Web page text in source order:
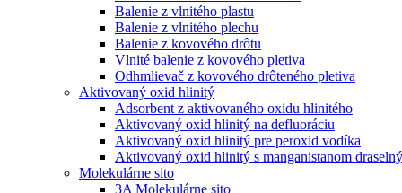
Balenie z vlnitého plastu
Balenie z vlnitého plechu
Balenie z kovového drôtu
Vlnité balenie z kovového pletiva
Odhmlievač z kovového drôteného pletiva
Aktivovaný oxid hlinitý
Adsorbent z aktivovaného oxidu hlinitého
Aktivovaný oxid hlinitý na defluoráciu
Aktivovaný oxid hlinitý pre peroxid vodíka
Aktivovaný oxid hlinitý s manganistanom
Molekulárne sito
3A Molekulárne sito